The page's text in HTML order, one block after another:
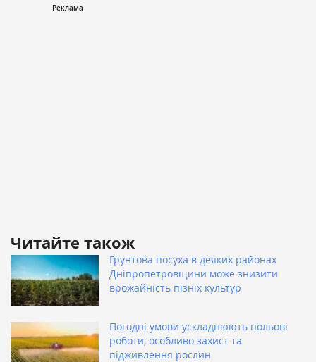
Читайте також
Ґрунтова посуха в деяких районах
Дніпропетровщини може знизити
врожайність пізніх культур
Погодні умови ускладнюють польові
роботи, особливо захист та
підживлення рослин